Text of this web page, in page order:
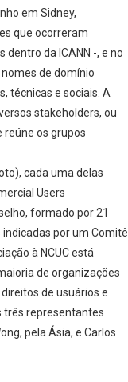
em Sidney,
que ocorreram
da ICANN -, e no
de domínio
técnicas e sociais. A
stakeholders, ou
reúne os grupos
cada uma delas
Users
formado por 21
por um Comitê
à NCUC está
de organizações
de usuários e
três representantes
pela Ásia, e Carlos